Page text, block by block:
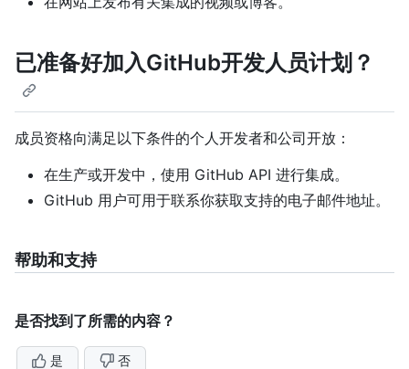
已准备好加入GitHub开发人员计划？
成员资格向满足以下条件的个人开发者和公司开放：
在生产或开发中，使用 GitHub API 进行集成。
GitHub 用户可用于联系你获取支持的电子邮件地址。
帮助和支持
是否找到了所需的内容？
是 否